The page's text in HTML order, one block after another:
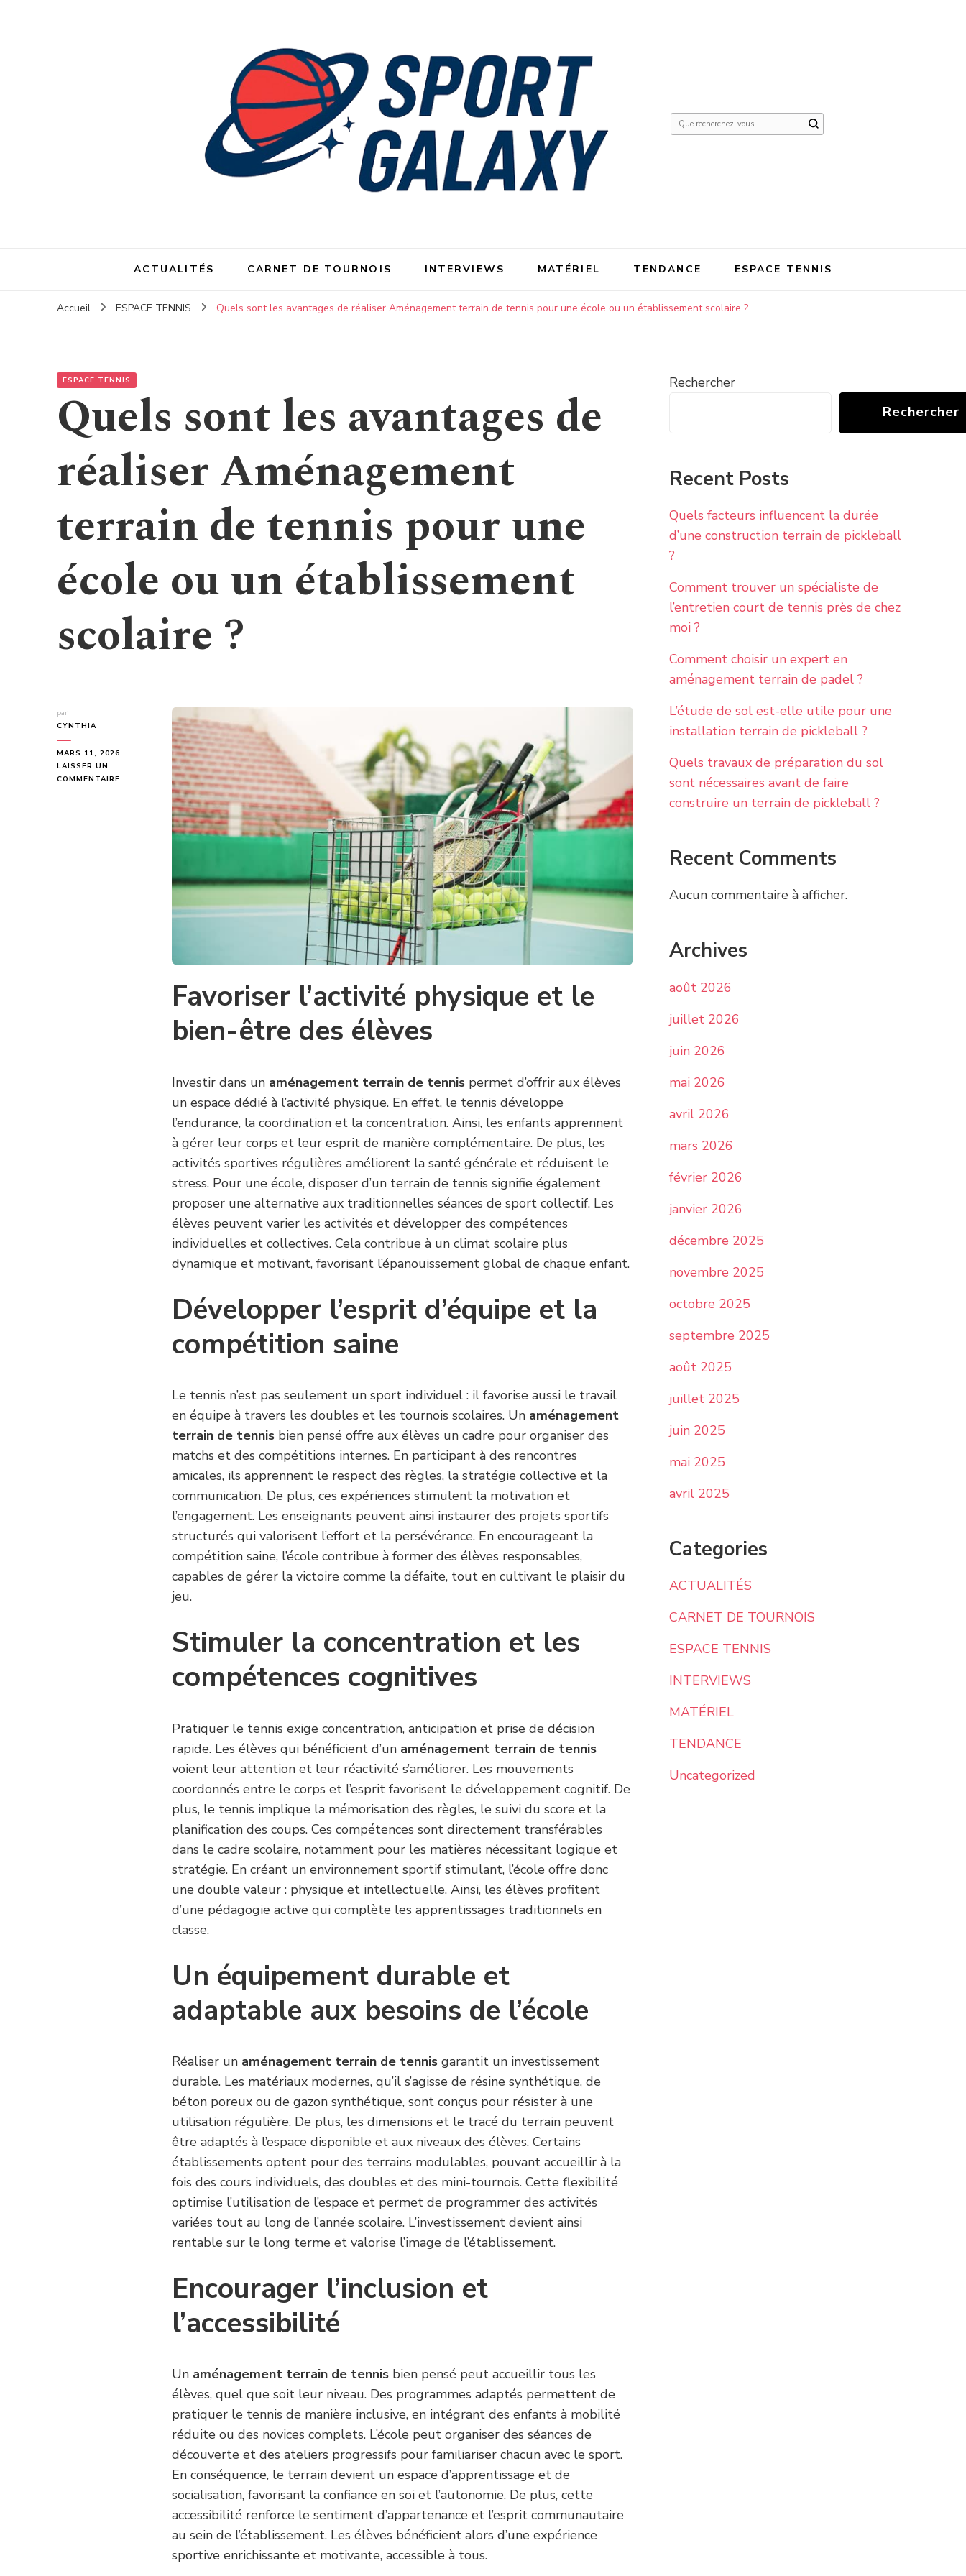
Vous
ACTUALITÉS CARNET DE TOURNOIS INTERVIEWS MATÉRIEL TENDANCE ESPACE TENNIS
Accueil ESPACE TENNIS Quels sont les avantages de réaliser Aménagement terrain de tennis pour une école ou un établissement scolaire ?
ESPACE TENNIS
Quels sont les avantages de
réaliser Aménagement
terrain de tennis pour une
école ou un établissement
scolaire ?
par
CYNTHIA
MARS 11, 2026
LAISSER UN
COMMENTAIRE
ÉTABLISSEMENTFavoriser l’activité physique et le
bien-être des élèves
Investir dans un aménagement terrain de tennis permet d’offrir aux élèves
un espace dédié à l’activité physique. En effet, le tennis développe
l’endurance, la coordination et la concentration. Ainsi, les enfants apprennent
à gérer leur corps et leur esprit de manière complémentaire. De plus, les
activités sportives régulières améliorent la santé générale et réduisent le
stress. Pour une école, disposer d’un terrain de tennis signifie également
proposer une alternative aux traditionnelles séances de sport collectif. Les
élèves peuvent varier les activités et développer des compétences
individuelles et collectives. Cela contribue à un climat scolaire plus
dynamique et motivant, favorisant l’épanouissement global de chaque enfant.
Développer l’esprit d’équipe et la
compétition saine
Le tennis n’est pas seulement un sport individuel : il favorise aussi le travail
en équipe à travers les doubles et les tournois scolaires. Un aménagement
terrain de tennis bien pensé offre aux élèves un cadre pour organiser des
matchs et des compétitions internes. En participant à des rencontres
amicales, ils apprennent le respect des règles, la stratégie collective et la
communication. De plus, ces expériences stimulent la motivation et
l’engagement. Les enseignants peuvent ainsi instaurer des projets sportifs
structurés qui valorisent l’effort et la persévérance. En encourageant la
compétition saine, l’école contribue à former des élèves responsables,
capables de gérer la victoire comme la défaite, tout en cultivant le plaisir du
jeu.
Stimuler la concentration et les
compétences cognitives
Pratiquer le tennis exige concentration, anticipation et prise de décision
rapide. Les élèves qui bénéficient d’un aménagement terrain de tennis
voient leur attention et leur réactivité s’améliorer. Les mouvements
coordonnés entre le corps et l’esprit favorisent le développement cognitif. De
plus, le tennis implique la mémorisation des règles, le suivi du score et la
planification des coups. Ces compétences sont directement transférables
dans le cadre scolaire, notamment pour les matières nécessitant logique et
stratégie. En créant un environnement sportif stimulant, l’école offre donc
une double valeur : physique et intellectuelle. Ainsi, les élèves profitent
d’une pédagogie active qui complète les apprentissages traditionnels en
classe.
Un équipement durable et
adaptable aux besoins de l’école
Réaliser un aménagement terrain de tennis garantit un investissement
durable. Les matériaux modernes, qu’il s’agisse de résine synthétique, de
béton poreux ou de gazon synthétique, sont conçus pour résister à une
utilisation régulière. De plus, les dimensions et le tracé du terrain peuvent
être adaptés à l’espace disponible et aux niveaux des élèves. Certains
établissements optent pour des terrains modulables, pouvant accueillir à la
fois des cours individuels, des doubles et des mini-tournois. Cette flexibilité
optimise l’utilisation de l’espace et permet de programmer des activités
variées tout au long de l’année scolaire. L’investissement devient ainsi
rentable sur le long terme et valorise l’image de l’établissement.
Encourager l’inclusion et
l’accessibilité
Un aménagement terrain de tennis bien pensé peut accueillir tous les
élèves, quel que soit leur niveau. Des programmes adaptés permettent de
pratiquer le tennis de manière inclusive, en intégrant des enfants à mobilité
réduite ou des novices complets. L’école peut organiser des séances de
découverte et des ateliers progressifs pour familiariser chacun avec le sport.
En conséquence, le terrain devient un espace d’apprentissage et de
socialisation, favorisant la confiance en soi et l’autonomie. De plus, cette
accessibilité renforce le sentiment d’appartenance et l’esprit communautaire
au sein de l’établissement. Les élèves bénéficient alors d’une expérience
sportive enrichissante et motivante, accessible à tous.
Rechercher
Rechercher
Recent Posts
Quels facteurs influencent la durée
d’une construction terrain de pickleball
?
Comment trouver un spécialiste de
l’entretien court de tennis près de chez
moi ?
Comment choisir un expert en
aménagement terrain de padel ?
L’étude de sol est-elle utile pour une
installation terrain de pickleball ?
Quels travaux de préparation du sol
sont nécessaires avant de faire
construire un terrain de pickleball ?
Recent Comments
Aucun commentaire à afficher.
Archives
août 2026
juillet 2026
juin 2026
mai 2026
avril 2026
mars 2026
février 2026
janvier 2026
décembre 2025
novembre 2025
octobre 2025
septembre 2025
août 2025
juillet 2025
juin 2025
mai 2025
avril 2025
Categories
ACTUALITÉS
CARNET DE TOURNOIS
ESPACE TENNIS
INTERVIEWS
MATÉRIEL
TENDANCE
Uncategorized